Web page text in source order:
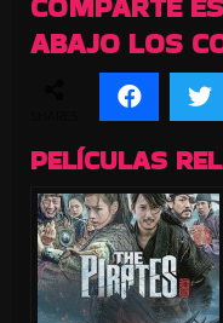
ABAJO LOS
PELÍCULAS